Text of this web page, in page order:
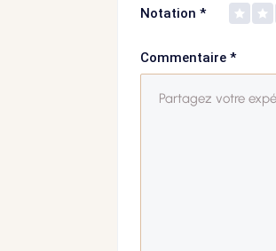
Notation *
Commentaire *